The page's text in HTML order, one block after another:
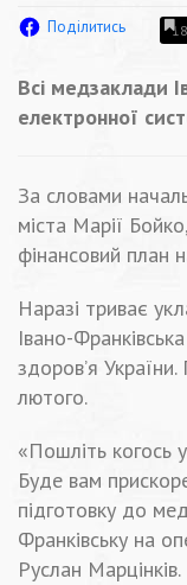
Поділитись
Всі медзаклади
електронної
За словами
міста Марії
фінансовий план
Наразі триває
Івано-
здоров’я
лютого.
«Пошліть когось
Буде вам
підготовку до
Франківську на
Руслан Марцінків.